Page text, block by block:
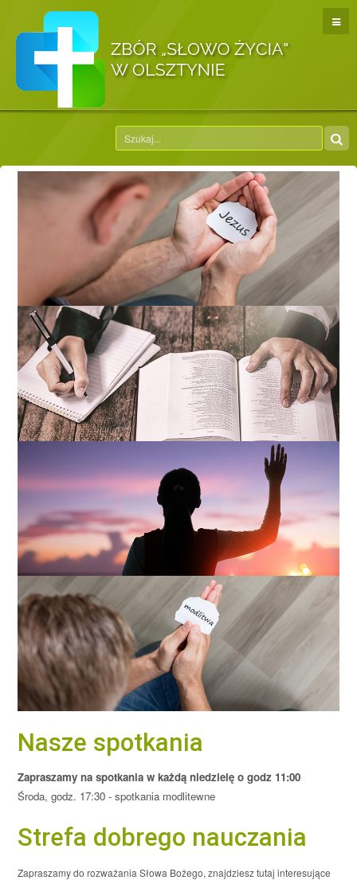
Nasze spotkania
Zapraszamy na spotkania w każdą niedzielę o godz 11:00
Środa, godz. 17:30 - spotkania modlitewne
Strefa dobrego nauczania
Zapraszamy do rozważania Słowa Bożego, znajdziesz tutaj interesujące